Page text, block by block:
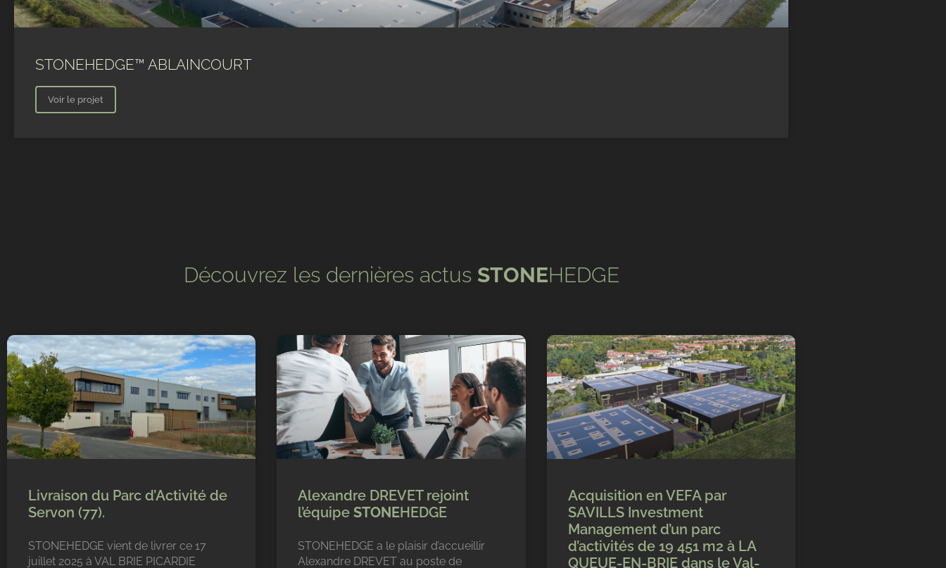
STONEHEDGE™ ABLAINCOURT
Voir le projet
Découvrez les dernières actus STONEHEDGE
Livraison du Parc d’Activité de
Servon (77).
STONEHEDGE vient de livrer ce 17
juillet 2025 à VAL BRIE PICARDIE
Alexandre DREVET rejoint
l’équipeSTONEHEDGE
STONEHEDGE a le plaisir d’accueillir
Alexandre DREVET au poste de
Acquisition en VEFA par
SAVILLS Investment
Management d’un parc
d’activités de 19 451 m2 à LA
QUEUE-EN-BRIE dans le Val-